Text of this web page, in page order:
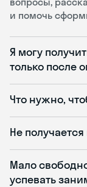
и помочь
Я могу
только после
Что нужно,
Не
Мало
успевать